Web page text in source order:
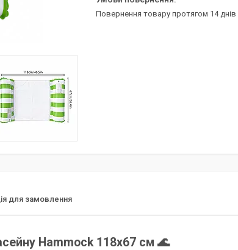
повернення товару протягом 14 днів
для замовлення
Hammock 118х67 см 🌊